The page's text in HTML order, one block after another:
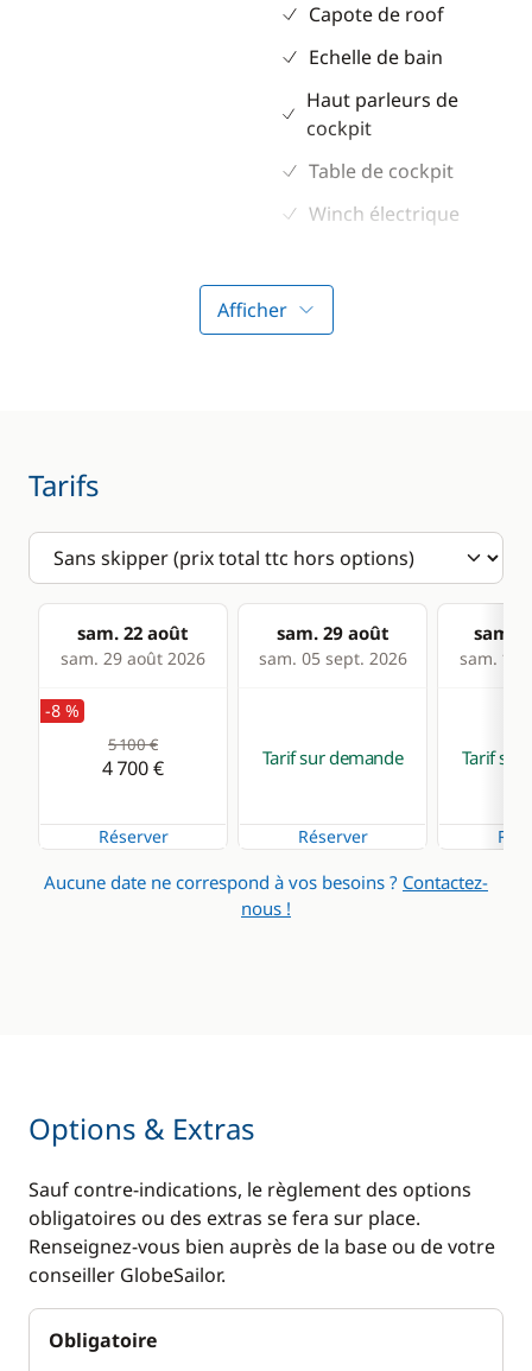
Capote de roof
Echelle de bain
Haut parleurs de
cockpit
Table de cockpit
Winch électrique
Divers
Equipement de
Cuisine
Cuisinière
Confort
Climatisation
Eau chaude
Panneaux solaires
Afficher
Tarifs
sam. 22 août
sam. 29 août 2026
sam. 29 août
sam. 05 sept. 2026
sam.
sam. 12
-8 %
5 100 €
4 700 €
Réserver
Tarif sur demande
Réserver
Tarif sur
Aucune date ne correspond à vos besoins ? Contactez-
nous !
Options & Extras
Sauf contre-indications, le règlement des options
obligatoires ou des extras se fera sur place.
Renseignez-vous bien auprès de la base ou de votre
conseiller GlobeSailor.
Obligatoire